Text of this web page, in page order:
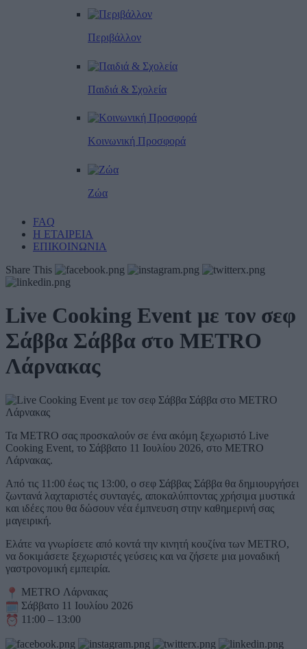
Περιβάλλον
Παιδιά & Σχολεία
Κοινωνική Προσφορά
Ζώα
FAQ
Η ΕΤΑΙΡΕΙΑ
ΕΠΙΚΟΙΝΩΝΙΑ
Share This
Live Cooking Event με τον σεφ
Σάββα Σάββα στο METRO
Λάρνακας
Τα METRO σας προσκαλούν σε ένα ακόμη ξεχωριστό Live
Cooking Event, το Σάββατο 11 Ιουλίου 2026, στο METRO
Λάρνακας.
Από τις 11:00 έως τις 13:00, ο σεφ Σάββας Σάββα θα δημιουργήσει
ζωντανά λαχταριστές συνταγές, αποκαλύπτοντας χρήσιμα μυστικά
και ιδέες που θα δώσουν νέα έμπνευση στην καθημερινή σας
μαγειρική.
Ελάτε να γνωρίσετε από κοντά την κινητή κουζίνα των METRO,
να δοκιμάσετε ξεχωριστές γεύσεις και να ζήσετε μια μοναδική
γαστρονομική εμπειρία.
METRO Λάρνακας
Σάββατο 11 Ιουλίου 2026
11:00 – 13:00